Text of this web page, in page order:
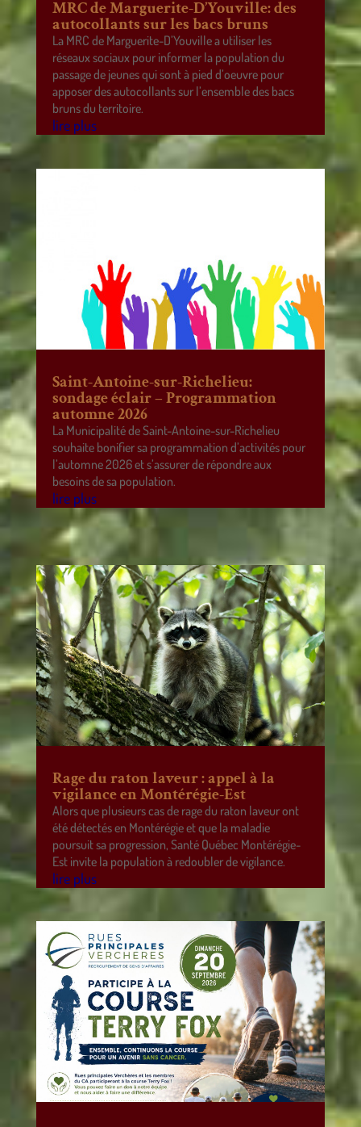
MRC de Marguerite-D’Youville: des
autocollants sur les bacs bruns
La MRC de Marguerite-D’Youville a utiliser les
réseaux sociaux pour informer la population du
passage de jeunes qui sont à pied d’oeuvre pour
apposer des autocollants sur l’ensemble des bacs
bruns du territoire.
lire plus
Saint-Antoine-sur-Richelieu:
sondage éclair – Programmation
automne 2026
La Municipalité de Saint-Antoine-sur-Richelieu
souhaite bonifier sa programmation d’activités pour
l’automne 2026 et s’assurer de répondre aux
besoins de sa population.
lire plus
Rage du raton laveur : appel à la
vigilance en Montérégie-Est
Alors que plusieurs cas de rage du raton laveur ont
été détectés en Montérégie et que la maladie
poursuit sa progression, Santé Québec Montérégie-
Est invite la population à redoubler de vigilance.
lire plus